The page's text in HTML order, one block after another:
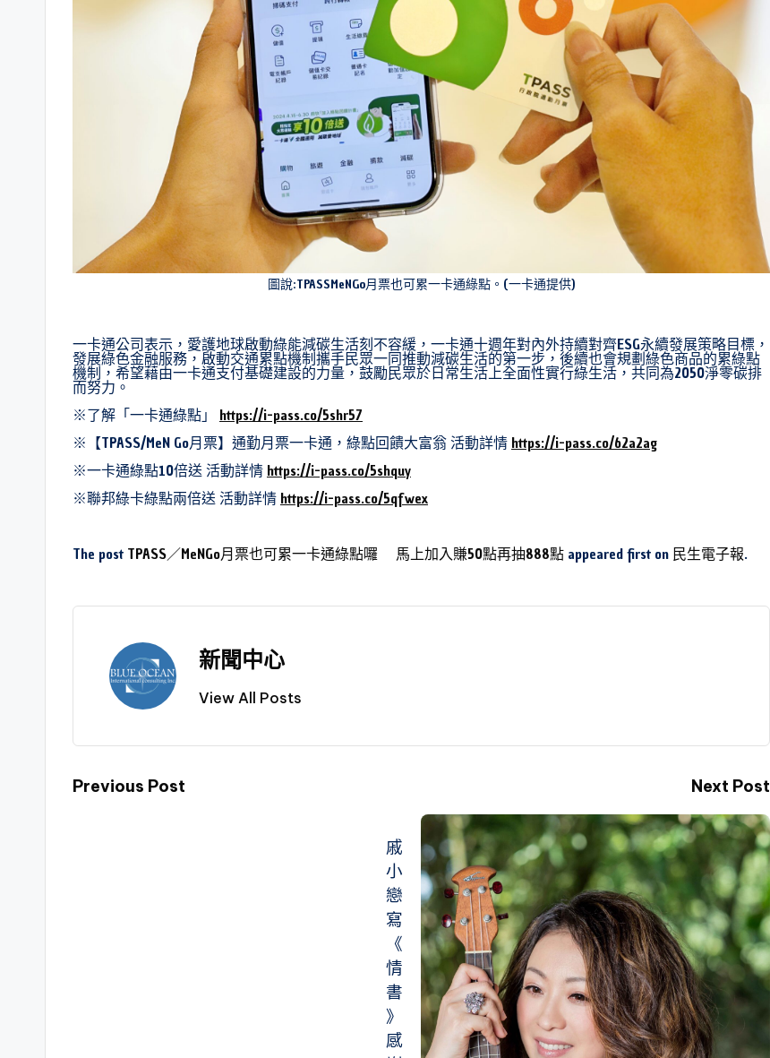
圖說:TPASSMeNGo月票也可累一卡通綠點。(一卡通提供)
一卡通公司表示，愛護地球啟動綠能減碳生活刻不容緩，一卡通十週年對內外持續對齊ESG永續發展策略目標，
發展綠色金融服務，啟動交通累點機制攜手民眾一同推動減碳生活的第一步，後續也會規劃綠色商品的累綠點
機制，希望藉由一卡通支付基礎建設的力量，鼓勵民眾於日常生活上全面性實行綠生活，共同為2050淨零碳排
而努力。
※了解「一卡通綠點」 https://i-pass.co/5shr57
※【TPASS/MeN Go月票】通勤月票一卡通，綠點回饋大富翁 活動詳情 https://i-pass.co/62a2ag
※一卡通綠點10倍送 活動詳情 https://i-pass.co/5shquy
※聯邦綠卡綠點兩倍送 活動詳情 https://i-pass.co/5qfwex
The post TPASS／MeNGo月票也可累一卡通綠點囉 馬上加入賺50點再抽888點 appeared first on 民生電子報.
新聞中心
View All Posts
Previous Post
全
球
首
席
投
資
策
略
師
林
Next Post
戚
小
戀
寫
《
情
書
》
感